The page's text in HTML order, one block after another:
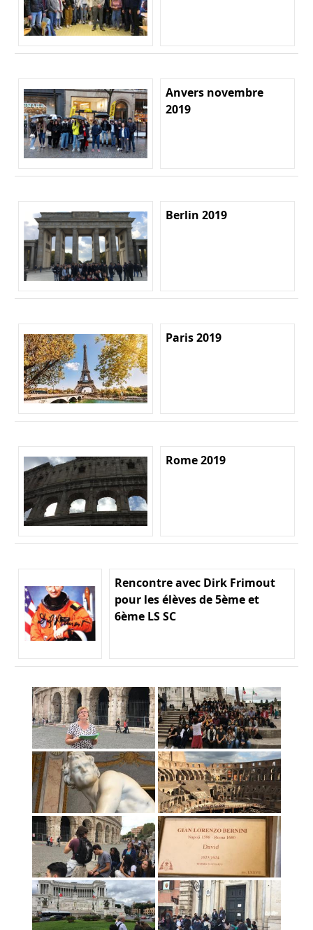
Anvers novembre
2019
Berlin 2019
Paris 2019
Rome 2019
Rencontre avec Dirk Frimout
pour les élèves de 5ème et
6ème LS SC